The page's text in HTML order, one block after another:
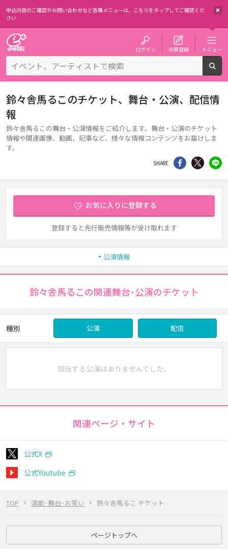
申込内容のご確認やお問い合わせなど各種メニューは、 こちらをタップしてご確認くだ
さい
ログイン 会員登録 メニュー
TOP 演劇･舞台･お笑い 鈴々舎馬るこ チケット
鈴々舎馬るこのチケット、舞台・公演、配信情
報
鈴々舎馬るこの舞台・公演情報をご紹介します。舞台・公演のチケット
情報や関連画像、動画、記事など、様々な情報コンテンツをお届けしま
す。
SHARE シェア Twitter
お気に入りに登録する
登録すると先行販売情報等が受け取れます
公演情報
鈴々舎馬るこの関連舞台･公演のチケット
種別 公演 配信
該当する公演はありませんでした。
関連ページ・サイト
公式X
公式Youtube
ページトップへ